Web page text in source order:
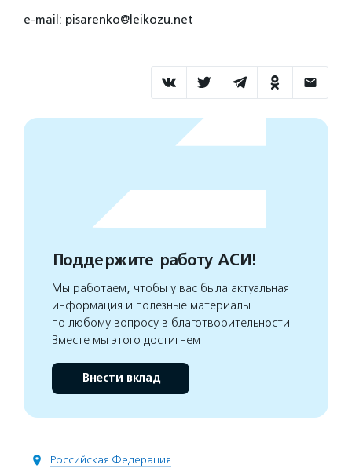
e-mail: pisarenko@leikozu.net
Поддержите работу АСИ!
Мы работаем, чтобы у вас была актуальная
информация и полезные материалы
по любому вопросу в благотворительности.
Вместе мы этого достигнем
Внести вклад
Российская Федерация